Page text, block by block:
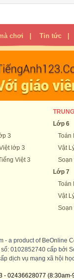
chơi Tin tức
3
lớp 3
Việt 3
Lớp 6
Toán
Vật
Soạn
Lớp 7
Toán
Vật
Soạn
- a product of BeOnline
0102852740 cấp bởi
dịch vụ mạng xã hội
- 02436628077